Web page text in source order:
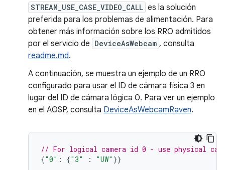
STREAM_USE_CASE_VIDEO_CALL es la solución
preferida para los problemas de alimentación. Para
obtener más información sobre los RRO admitidos
por el servicio de DeviceAsWebcam , consulta
readme.md.
A continuación, se muestra un ejemplo de un RRO
configurado para usar el ID de cámara física 3 en
lugar del ID de cámara lógica 0. Para ver un ejemplo
en el AOSP, consulta DeviceAsWebcamRaven.
// For logical camera id 0 - use physical
{"0" : {"3" : "UW" }}